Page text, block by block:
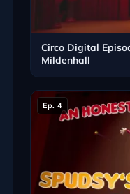
Circo Digital
Mildenhall
Ep. 4